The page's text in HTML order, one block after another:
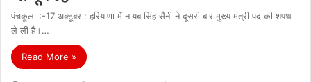
पंचकूला :-17 अक्टूबर : हरियाणा में नायब सिंह सैनी ने दूसरी बार मुख्य मंत्री पद की शपथ
ले ली है।…
Read More »